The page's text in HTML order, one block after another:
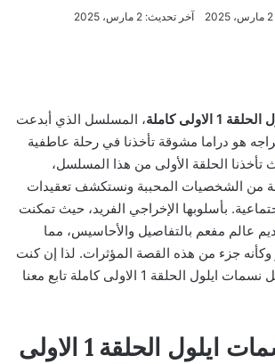
2 مارس، 2025 آخر تحديث: 2 مارس، 2025
كاملة
، المسلسل الذي أبدعت
هو دراما مشوقة تأخذنا في رحلة عاطفية
تأخذنا الحلقة الأولى من هذا المسلسل،
من الشخصيات المحببة ونستكشف تعقيدات
بأسلوبها الإخراجي الفريد، حيث تمكنت
عالم مفعم بالتفاصيل والأحاسيس، مما
جزء من هذه القصة المؤثرات. لذا إن كنت
مهتمًا بمعرفة مسلسل نسمات ايلول الحلقة 1 الاولى كاملة تابع معنا
الحلقة 1 الاولى